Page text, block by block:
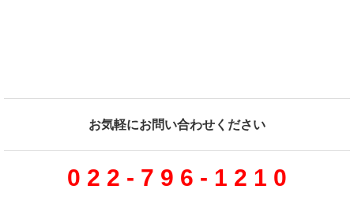
お気軽にお問い合わせください
0 2 2 - 7 9 6 - 1 2 1 0